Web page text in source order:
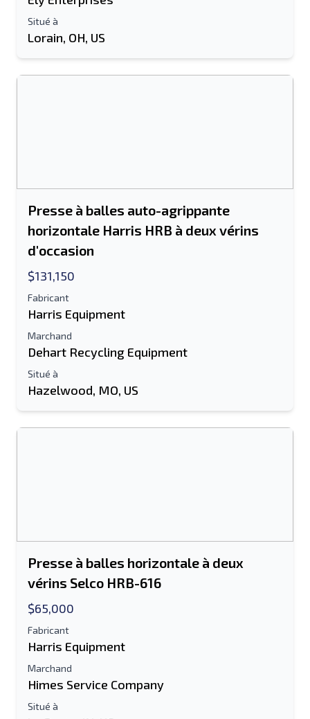
Adresse e-mail
Mobile
Envoyer
Situé à
Lorain, OH, US
Presse à balles auto-agrippante
horizontale Harris HRB à deux vérins
d'occasion
$131,150
Fabricant
Harris Equipment
Marchand
Dehart Recycling Equipment
Situé à
Hazelwood, MO, US
Presse à balles horizontale à deux
vérins Selco HRB-616
$65,000
Fabricant
Harris Equipment
Marchand
Himes Service Company
Situé à
Envoyer à un ami
Le champ Adresse e-mail ou Numéro de
Liste de texte sur un appareil mobile
Ton nom complet
Information additionnelle